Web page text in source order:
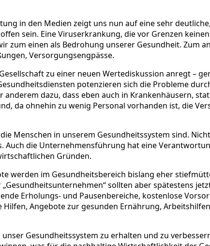
in den Medien zeigt uns nun auf eine sehr
sein. Eine Viruserkrankung, die vor Grenzen
einen als Bedrohung unserer Gesundheit. Zum
Versorgungsengpässe.
zu einer neuen Wertediskussion anregt –
potenzieren sich die Probleme
dazu, dass eben auch in Krankenhäusern,
da ohnehin zu wenig Personal vorhanden ist, die
Menschen in unserem Gesundheitssystem sind.
die Unternehmensführung hat eine
Gründen.
werden im Gesundheitsbereich bislang eher
sollten aber spätestens
Erholungs- und Pausenbereiche, kostenlose
Angebote zur gesunden Ernährung,
Gesundheitssystem zu erhalten und zu